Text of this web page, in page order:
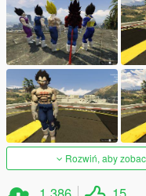
Rozwiń, aby